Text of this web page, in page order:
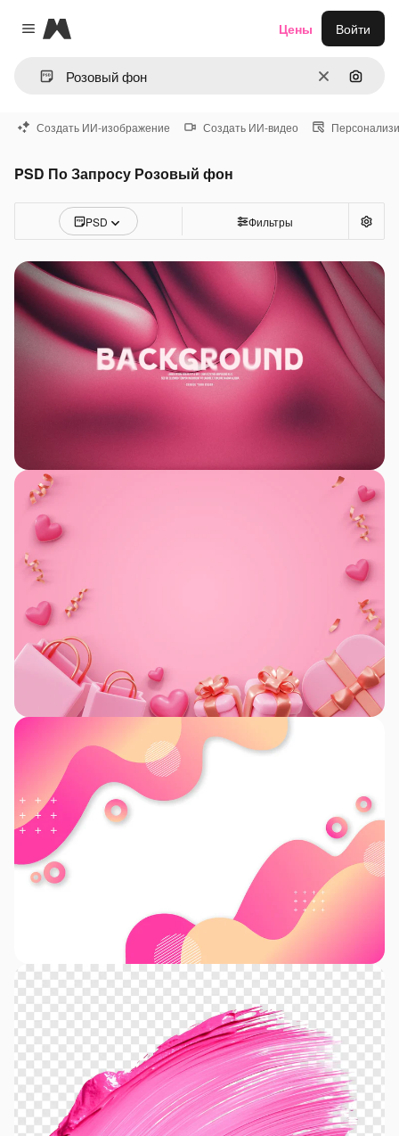
Close menu
Magnific
ОчиститьПоиск
Цены Войти
Создать ИИ-изображение Создать ИИ-видео
PSD По Запросу Розовый фон
PSD Фильтры